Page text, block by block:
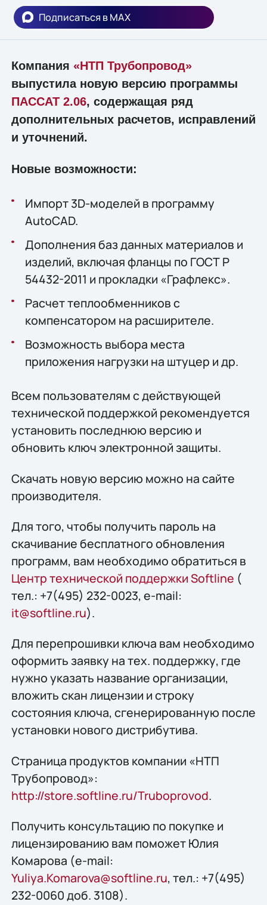
Подписаться в MAX
Компания «НТП Трубопровод»
выпустила новую версию программы
ПАССАТ 2.06, содержащая ряд
дополнительных расчетов, исправлений
и уточнений.
Новые возможности:
Импорт 3D-моделей в программу
AutoCAD.
Дополнения баз данных материалов и
изделий, включая фланцы по ГОСТ Р
54432-2011 и прокладки «Графлекс».
Расчет теплообменников с
компенсатором на расширителе.
Возможность выбора места
приложения нагрузки на штуцер и др.
Всем пользователям с действующей
технической поддержкой рекомендуется
установить последнюю версию и
обновить ключ электронной защиты.
Скачать новую версию можно на сайте
производителя.
Для того, чтобы получить пароль на
скачивание бесплатного обновления
программ, вам необходимо обратиться в
Центр технической поддержки Softline (
тел.: +7(495) 232-0023, e-mail:
it@softline.ru).
Для перепрошивки ключа вам необходимо
оформить заявку на тех. поддержку, где
нужно указать название организации,
вложить скан лицензии и строку
состояния ключа, сгенерированную после
установки нового дистрибутива.
Страница продуктов компании «НТП
Трубопровод»:
http://store.softline.ru/Truboprovod.
Получить консультацию по покупке и
лицензированию вам поможет Юлия
Комарова (e-mail:
Yuliya.Komarova@softline.ru, тел.: +7(495)
232-0060 доб. 3108).